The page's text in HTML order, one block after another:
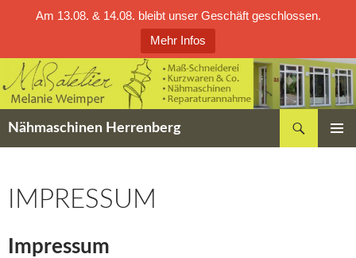
Am 13.08. & 14.08. bleibt unser Geschäft geschlossen.
Mehr Infos
Zum
Inhalt
springen
Nähmaschinen Herrenberg
IMPRESSUM
Impressum